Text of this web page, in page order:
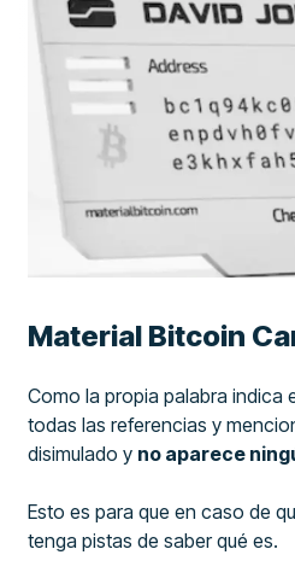
Material Bitcoin
Como la propia palabra indica
todas las referencias y
disimulado y no aparece
Esto es para que en caso de
tenga pistas de saber qué es.